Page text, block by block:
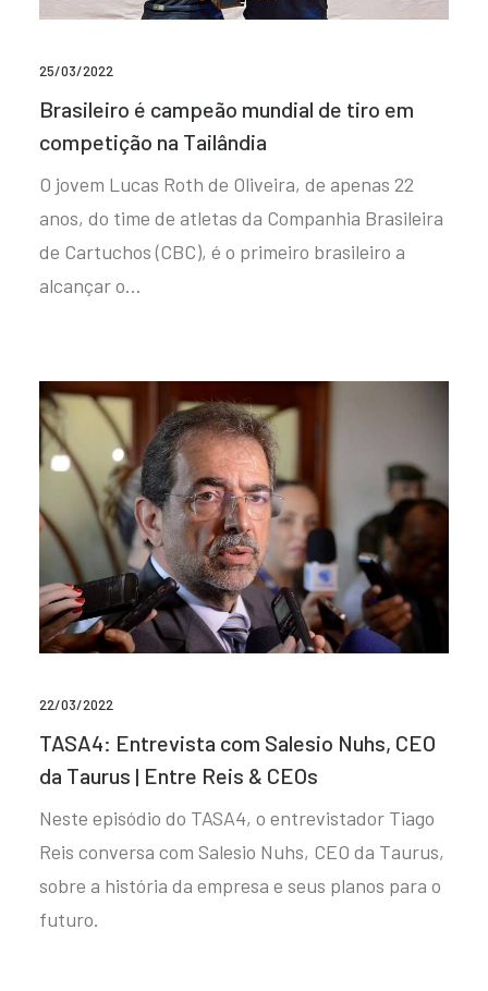
25/03/2022
Brasileiro é campeão mundial de tiro em
competição na Tailândia
O jovem Lucas Roth de Oliveira, de apenas 22
anos, do time de atletas da Companhia Brasileira
de Cartuchos (CBC), é o primeiro brasileiro a
alcançar o…
22/03/2022
TASA4: Entrevista com Salesio Nuhs, CEO
da Taurus | Entre Reis & CEOs
Neste episódio do TASA4, o entrevistador Tiago
Reis conversa com Salesio Nuhs, CEO da Taurus,
sobre a história da empresa e seus planos para o
futuro.